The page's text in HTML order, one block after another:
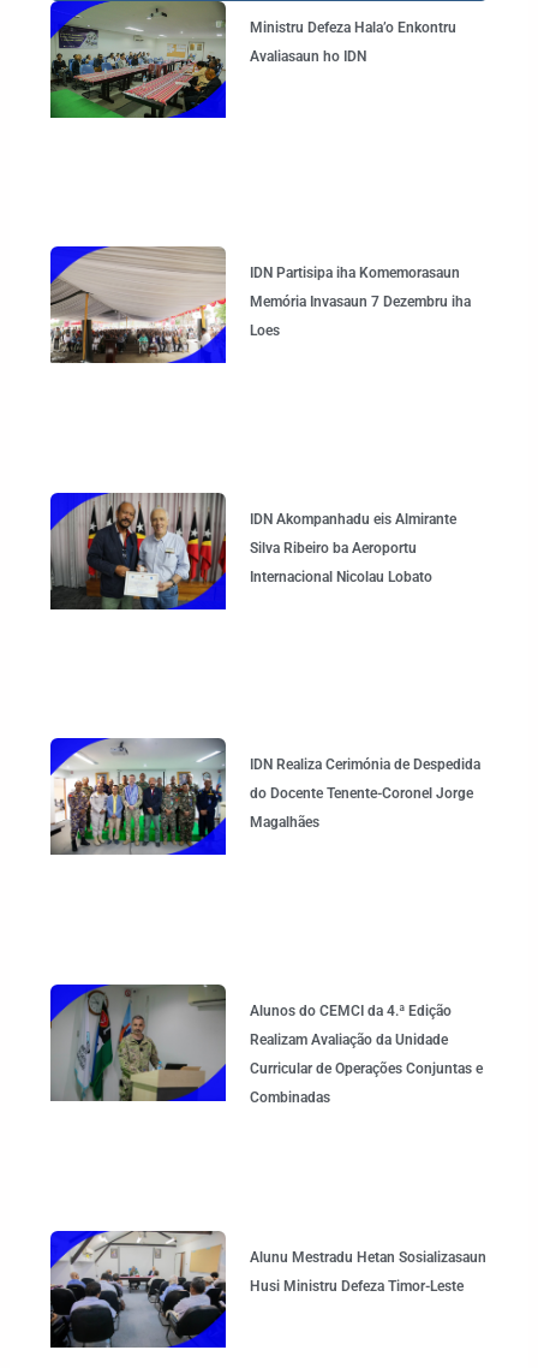
Ministru Defeza Hala’o Enkontru
Avaliasaun ho IDN
IDN Partisipa iha Komemorasaun
Memória Invasaun 7 Dezembru iha
Loes
IDN Akompanhadu eis Almirante
Silva Ribeiro ba Aeroportu
Internacional Nicolau Lobato
IDN Realiza Cerimónia de Despedida
do Docente Tenente-Coronel Jorge
Magalhães
Alunos do CEMCI da 4.ª Edição
Realizam Avaliação da Unidade
Curricular de Operações Conjuntas e
Combinadas
Alunu Mestradu Hetan Sosializasaun
Husi Ministru Defeza Timor-Leste
Page